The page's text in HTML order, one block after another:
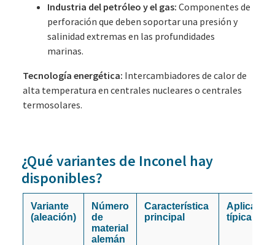
Industria del petróleo y el gas: Componentes de
perforación que deben soportar una presión y
salinidad extremas en las profundidades
marinas.
Tecnología energética: Intercambiadores de calor de
alta temperatura en centrales nucleares o centrales
termosolares.
¿Qué variantes de Inconel hay
disponibles?
Variante
(aleación)
Número
de
material
alemán
Característica
principal
típica